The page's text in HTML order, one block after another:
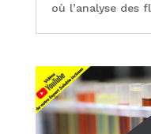
où l’analyse des